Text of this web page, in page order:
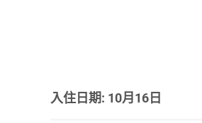
入住日期: 10月16日